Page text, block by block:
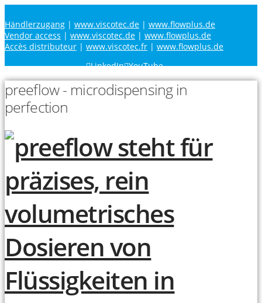
Händlerzugang | www.viscotec.de | www.flowplus.de
Vendor access | www.viscotec.de | www.flowplus.de
Accès distributeur | www.viscotec.fr | www.flowplus.de
LinkedIn YouTube
preeflow - microdispensing in
perfection